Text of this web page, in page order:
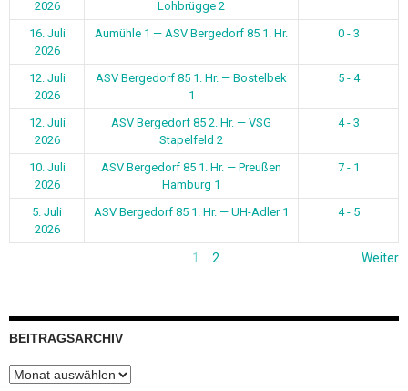
2026
Lohbrügge 2
16. Juli
2026
Aumühle 1 — ASV Bergedorf 85 1. Hr. 0 - 3
12. Juli
2026
ASV Bergedorf 85 1. Hr. — Bostelbek
1
5 - 4
12. Juli
2026
ASV Bergedorf 85 2. Hr. — VSG
Stapelfeld 2
4 - 3
10. Juli
2026
ASV Bergedorf 85 1. Hr. — Preußen
Hamburg 1
7 - 1
5. Juli
2026
ASV Bergedorf 85 1. Hr. — UH-Adler 1 4 - 5
1 2 Weiter
BEITRAGSARCHIV
Beitragsarchiv